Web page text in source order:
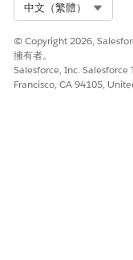
中文（繁體）
© Copyright 2026,
擁有者。
Salesforce, Inc. Salesforce
Francisco, CA 94105,